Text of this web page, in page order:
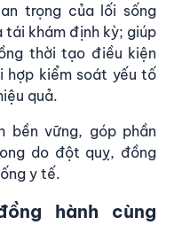
trọng của lối sống
tái khám định kỳ; giúp
thời tạo điều kiện
hợp kiểm soát yếu tố
quả.
vững, góp phần
do đột quỵ, đồng
y tế.
hành cùng